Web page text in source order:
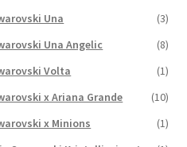
Una
(3)
Una Angelic
(8)
Volta
(1)
x Ariana Grande
(10)
x Minions
(1)